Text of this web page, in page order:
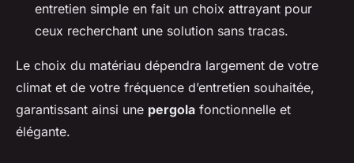
entretien simple en fait un choix attrayant pour
ceux recherchant une solution sans tracas.
Le choix du matériau dépendra largement de votre
climat et de votre fréquence d’entretien souhaitée,
garantissant ainsi une pergola fonctionnelle et
élégante.